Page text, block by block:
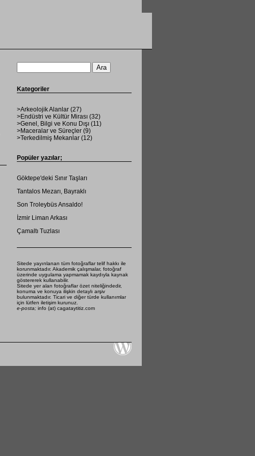
Kategoriler
>Arkeolojik Alanlar (27)
>Endüstri ve Kültür Mirası (32)
>Genel, Bilgi ve Konu Dışı (11)
>Maceralar ve Süreçler (9)
>Terkedilmiş Mekanlar (12)
Popüler yazılar;
Göktepe'deki Sınır Taşları
Tantalos Mezarı, Bayraklı
Son Troleybüs Ansaldo!
İzmir Liman Arkası
Çamaltı Tuzlası
Sitede yayınlanan tüm fotoğraflar telif hakkı ile
korunmaktadır. Akademik çalışmalar, fotoğraf
üzerinde uygulama yapmamak kaydıyla kaynak
göstererek kullanabilir.
Sitede yer alan fotoğraflar özet niteliğindedir,
konuma ve konuya ilişkin detaylı arşiv
bulunmaktadır. Ticari ve diğer türde kullanımlar
için lütfen iletişim kurunuz.
e-posta; info (at) cagataytitiz.com